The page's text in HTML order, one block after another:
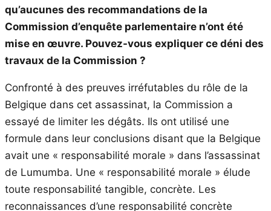
qu’aucunes des recommandations de la
Commission d’enquête parlementaire n’ont été
mise en œuvre. Pouvez-vous expliquer ce déni des
travaux de la Commission ?
Confronté à des preuves irréfutables du rôle de la
Belgique dans cet assassinat, la Commission a
essayé de limiter les dégâts. Ils ont utilisé une
formule dans leur conclusions disant que la Belgique
avait une « responsabilité morale » dans l’assassinat
de Lumumba. Une « responsabilité morale » élude
toute responsabilité tangible, concrète. Les
reconnaissances d’une responsabilité concrète